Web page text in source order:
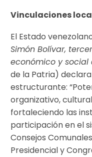
Vinculaciones
El Estado
Simón Bolívar,
económico y social
de la Patria)
estructurante:
organizativo,
fortaleciendo las
participación en el
Consejos
Presidencial y